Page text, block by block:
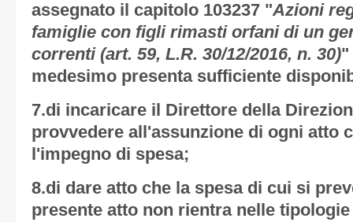
assegnato il capitolo 103237 "Azioni
famiglie con figli rimasti orfani di un
correnti (art. 59, L.R. 30/12/2016, n. 30)"
medesimo presenta sufficiente
7.di incaricare il Direttore della
provvedere all'assunzione di ogni atto
l'impegno di spesa;
8.di dare atto che la spesa di cui si
presente atto non rientra nelle